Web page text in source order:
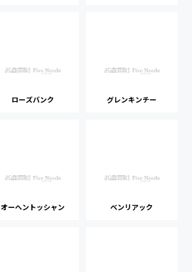
ローズバンク グレンキンチー
オーヘントッシャン ベンリアック